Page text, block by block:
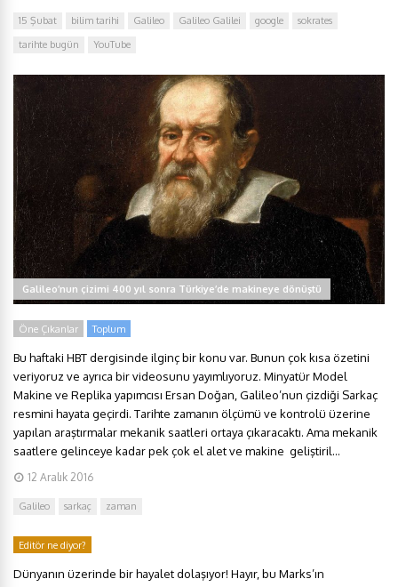
15 Şubat bilim tarihi Galileo Galileo Galilei google
sokrates
tarihte bugün
YouTube
Galileo’nun çizimi 400 yıl sonra Türkiye’de makineye dönüştü
Öne Çıkanlar Toplum
Bu haftaki HBT dergisinde ilginç bir konu var. Bunun çok kısa özetini
veriyoruz ve ayrıca bir videosunu yayımlıyoruz. Minyatür Model
Makine ve Replika yapımcısı Ersan Doğan, Galileo’nun çizdiği Sarkaç
resmini hayata geçirdi. Tarihte zamanın ölçümü ve kontrolü üzerine
yapılan araştırmalar mekanik saatleri ortaya çıkaracaktı. Ama mekanik
saatlere gelinceye kadar pek çok el alet ve makine geliştiril...
12 Aralık 2016
Galileo sarkaç zaman
Editör ne diyor?
Dünyanın üzerinde bir hayalet dolaşıyor! Hayır, bu Marks’ın